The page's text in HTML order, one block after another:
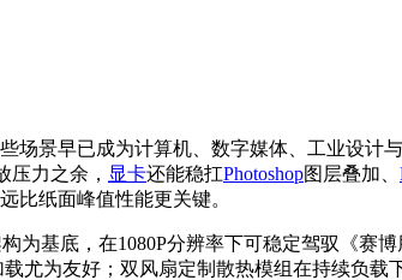
景早已成为计算机、数字媒体、工业设计
力之余， 显卡还能稳扛Photoshop图层叠加、
比纸面峰值性能更关键。
为基底，在1080P分辨率下可稳定驾驭《赛
尤为友好；双风扇定制散热模组在持续负